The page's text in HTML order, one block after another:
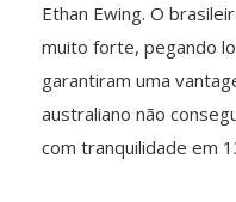
Ethan Ewing. O
muito forte, pegando
garantiram uma
australiano não
com tranquilidade em